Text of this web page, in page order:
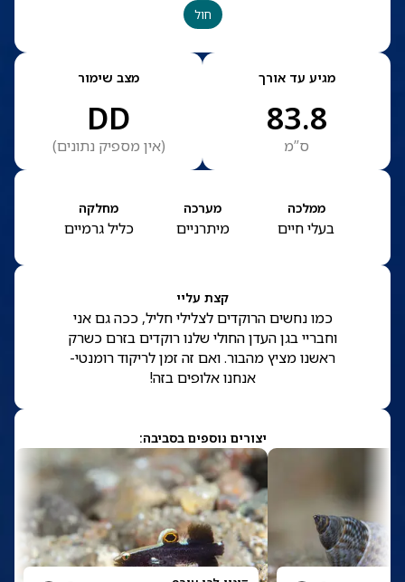
חול
מגיע עד אורך
83.8
ס”מ
מצב שימור
DD
(אין מספיק נתונים)
ממלכה
בעלי חיים
מערכה
מיתרניים
מחלקה
כליל גרמיים
קצת עליי
כמו נחשים הרוקדים לצלילי חליל, ככה גם אני
וחבריי בגן העדן החולי שלנו רוקדים בזרם כשרק
ראשנו מציץ מהבור. ואם זה זמן לריקוד רומנטי-
אנחנו אלופים בזה!
יצורים נוספים בסביבה: